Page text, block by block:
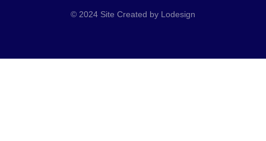
© 2024 Site Created by Lodesign